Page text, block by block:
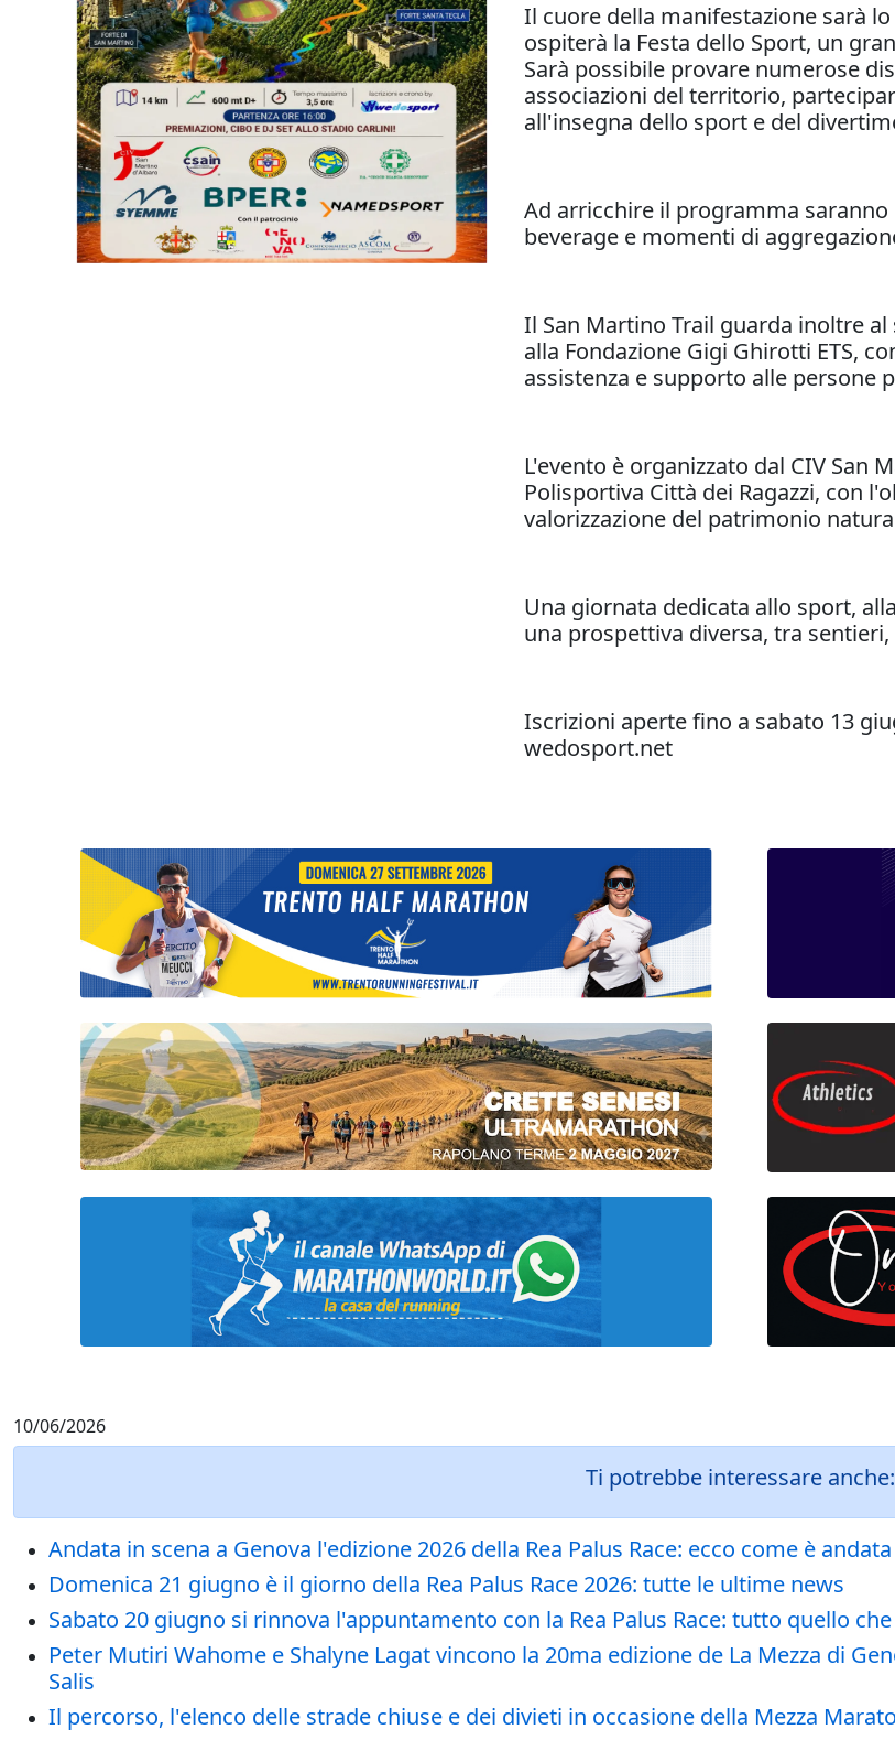
Il cuore della manifestazione sarà
ospiterà la Festa dello Sport, un
Sarà possibile provare numerose
associazioni del territorio,
all'insegna dello sport e del
Ad arricchire il programma
beverage e momenti di
Il San Martino Trail guarda inoltre
alla Fondazione Gigi Ghirotti ETS,
assistenza e supporto alle persone
L'evento è organizzato dal CIV San
Polisportiva Città dei Ragazzi, con
valorizzazione del patrimonio
Una giornata dedicata allo sport,
una prospettiva diversa, tra
Iscrizioni aperte fino a sabato 13
wedosport.net
10/06/2026
Ti potrebbe interessare anche:
Andata in scena a Genova l'edizione 2026 della Rea Palus Race: ecco come è andata
Domenica 21 giugno è il giorno della Rea Palus Race 2026: tutte le ultime news
Sabato 20 giugno si rinnova l'appuntamento con la Rea Palus Race: tutto quello
Peter Mutiri Wahome e Shalyne Lagat vincono la 20ma edizione de La Mezza di
Salis
Il percorso, l'elenco delle strade chiuse e dei divieti in occasione della Mezza